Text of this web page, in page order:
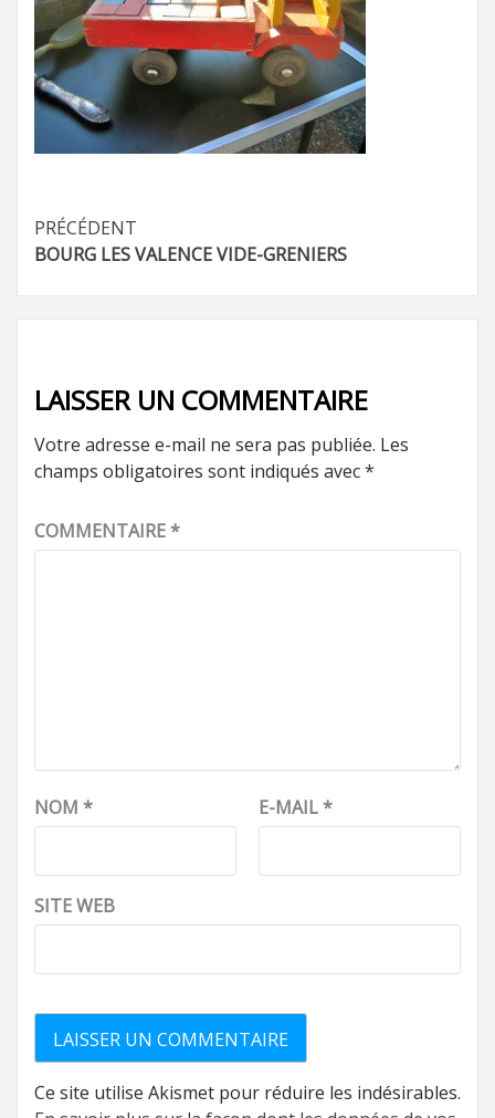
Navigation
d’article
PRÉCÉDENT
BOURG LES VALENCE VIDE-GRENIERS
LAISSER UN COMMENTAIRE
Votre adresse e-mail ne sera pas publiée. Les
champs obligatoires sont indiqués avec*
COMMENTAIRE*
NOM * E-MAIL*
SITE WEB
Ce site utilise Akismet pour réduire les indésirables.